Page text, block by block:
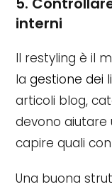
interni
Il restyling è il
lagestione dei
articoli blog,
devono
capire quali
Una buona